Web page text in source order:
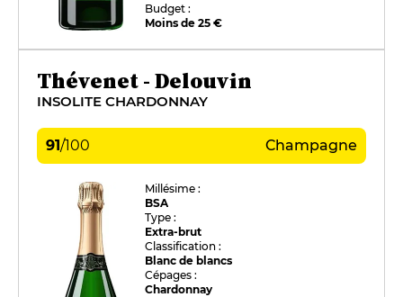
Budget :
Moins de 25 €
Thévenet - Delouvin
INSOLITE CHARDONNAY
91/100 Champagne
Millésime :
BSA
Type :
Extra-brut
Classification :
Blanc de blancs
Cépages :
Chardonnay